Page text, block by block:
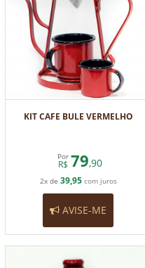
KIT CAFE BULE VERMELHO
Por
R$ 79,90
2x de 39,95com juros
AVISE-ME